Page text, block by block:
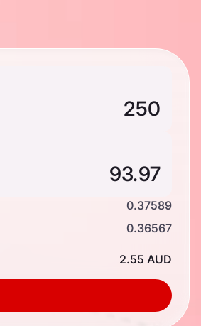
0.37589
0.36567
2.55 AUD